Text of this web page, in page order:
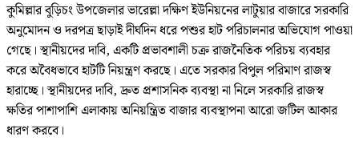
কুমিল্লার বুড়িচং উপজেলার ভারেল্লা দক্ষিণ ইউনিয়নের লাটুয়ার বাজারে সরকারি
অনুমোদন ও দরপত্র ছাড়াই দীর্ঘদিন ধরে পশুর হাট পরিচালনার অভিযোগ পাওয়া
গেছে। স্থানীয়দের দাবি, একটি প্রভাবশালী চক্র রাজনৈতিক পরিচয় ব্যবহার
করে অবৈধভাবে হাটটি নিয়ন্ত্রণ করছে। এতে সরকার বিপুল পরিমাণ রাজস্ব
হারাচ্ছে। স্থানীয়দের দাবি, দ্রুত প্রশাসনিক ব্যবস্থা না নিলে সরকারি রাজস্ব
ক্ষতির পাশাপাশি এলাকায় অনিয়ন্ত্রিত বাজার ব্যবস্থাপনা আরো জটিল আকার
ধারণ করবে।